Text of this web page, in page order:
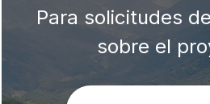
Para solicitudes
sobre el